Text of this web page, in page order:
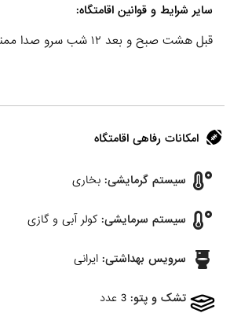
سایر شرایط و قوانین اقامتگاه:
قبل هشت صبح و بعد ۱۲ شب سرو صدا ممنوع می باشد
امکانات رفاهی اقامتگاه
سیستم گرمایشی: بخاری
سیستم سرمایشی: کولر آبی و گازی
سرویس بهداشتی: ایرانی
تشک و پتو: 3 عدد